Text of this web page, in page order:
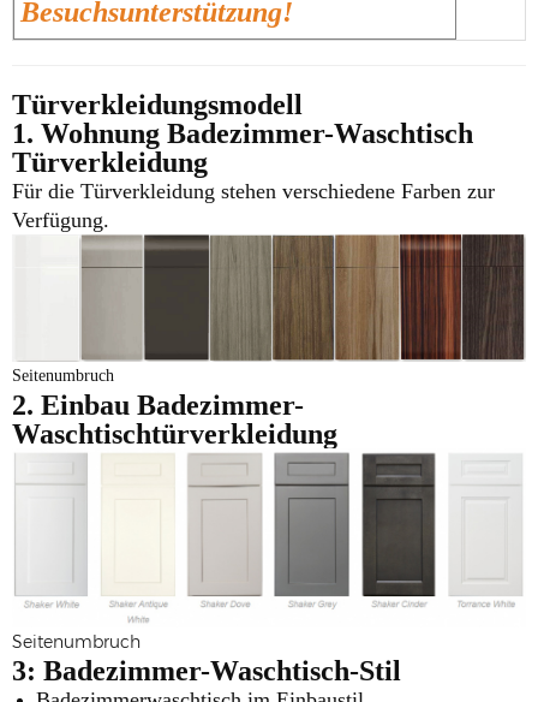
Besuchsunterstützung!
Türverkleidungsmodell
1. Wohnung Badezimmer-Waschtisch
Türverkleidung
Für die Türverkleidung stehen verschiedene Farben zur
Verfügung.
Seitenumbruch
2. Einbau Badezimmer-
Waschtischtürverkleidung
Seitenumbruch
3: Badezimmer-Waschtisch-Stil